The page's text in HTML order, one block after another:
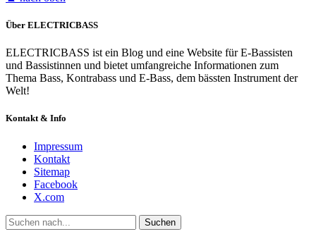
Über ELECTRICBASS
ELECTRICBASS ist ein Blog und eine Website für E-Bassisten
und Bassistinnen und bietet umfangreiche Informationen zum
Thema Bass, Kontrabass und E-Bass, dem bässten Instrument der
Welt!
Kontakt & Info
Impressum
Kontakt
Sitemap
Facebook
X.com